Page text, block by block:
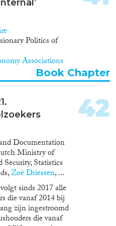
om overlast en
te dringen?
international
relation between
law and the
law in migration
The punitive
of the immigration
to the separation of
for citizens and
which has
for the
system. This
to the
debates by
empirical,
and theoretical
field of migration
criminology. /
julkinen kuvaus:
käsittelee
aihetta,
rikosperusteisia
Politics of
Associations
Book Chapter
Documentation
Ministry of
Security, Statistics
Zoë Driessen, ...
sinds 2017 alle
die vanaf 2014 bij
zijn ingestroomd
die vanaf
42